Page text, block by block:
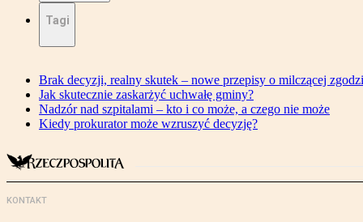
Tagi
Brak decyzji, realny skutek – nowe przepisy o milczącej
Jak skutecznie zaskarżyć uchwałę gminy?
Nadzór nad szpitalami – kto i co może, a czego nie może
Kiedy prokurator może wzruszyć decyzję?
KONTAKT